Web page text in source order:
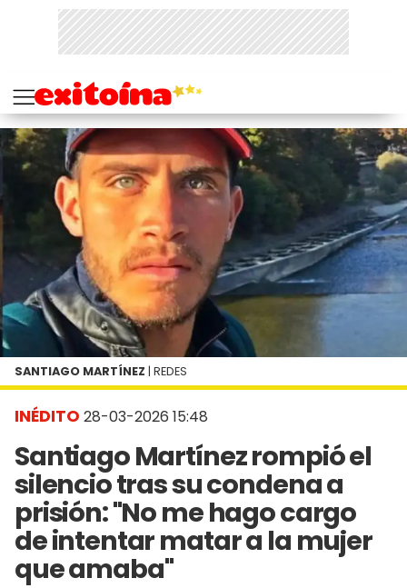
INÉDITO 28-03-2026 15:48
Santiago Martínez rompió el
silencio tras su condena a
prisión: "No me hago cargo
de intentar matar a la mujer
que amaba"
SANTIAGO MARTÍNEZ | REDES